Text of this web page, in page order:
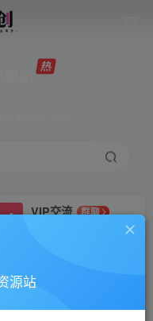
VIP交流
群聊
研究探讨更多创业项目路子。
招募站长
源站